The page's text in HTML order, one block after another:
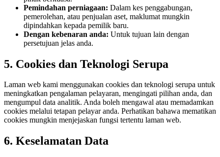
Pemindahan perniagaan: Dalam kes penggabungan,
pemerolehan, atau penjualan aset, maklumat mungkin
dipindahkan kepada pemilik baru.
Dengan kebenaran anda: Untuk tujuan lain dengan
persetujuan jelas anda.
5. Cookies dan Teknologi Serupa
Laman web kami menggunakan cookies dan teknologi serupa untuk
meningkatkan pengalaman pelayaran, mengingati pilihan anda, dan
mengumpul data analitik. Anda boleh mengawal atau memadamkan
cookies melalui tetapan pelayar anda. Perhatikan bahawa mematikan
cookies mungkin menjejaskan fungsi tertentu laman web.
6. Keselamatan Data